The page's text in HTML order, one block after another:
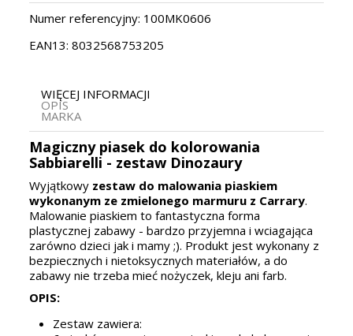
Numer referencyjny: 100MK0606
EAN13: 8032568753205
WIĘCEJ INFORMACJI
OPIS
MARKA
Magiczny piasek do kolorowania
Sabbiarelli - zestaw Dinozaury
Wyjątkowy zestaw do malowania piaskiem
wykonanym ze zmielonego marmuru z Carrary.
Malowanie piaskiem to fantastyczna forma
plastycznej zabawy - bardzo przyjemna i wciagająca
zarówno dzieci jak i mamy ;). Produkt jest wykonany z
bezpiecznych i nietoksycznych materiałów, a do
zabawy nie trzeba mieć nożyczek, kleju ani farb.
OPIS:
Zestaw zawiera: